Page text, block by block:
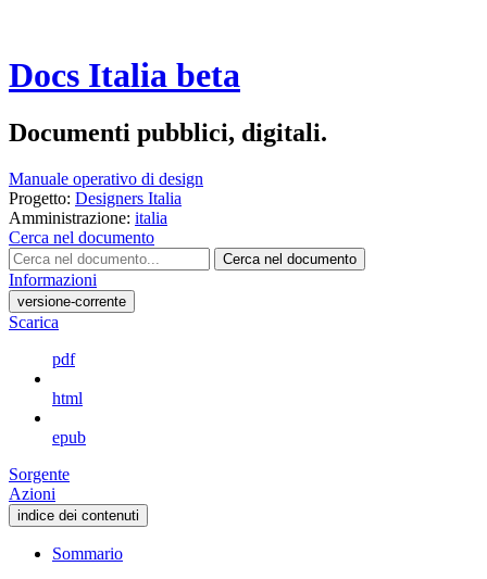
Docs Italia beta
Documenti pubblici, digitali.
Manuale operativo di design
Progetto: Designers Italia
Amministrazione: italia
Cerca nel documento
Cerca nel documento
Informazioni
versione-corrente
Scarica
pdf
html
epub
Sorgente
Azioni
indice dei contenuti
Sommario